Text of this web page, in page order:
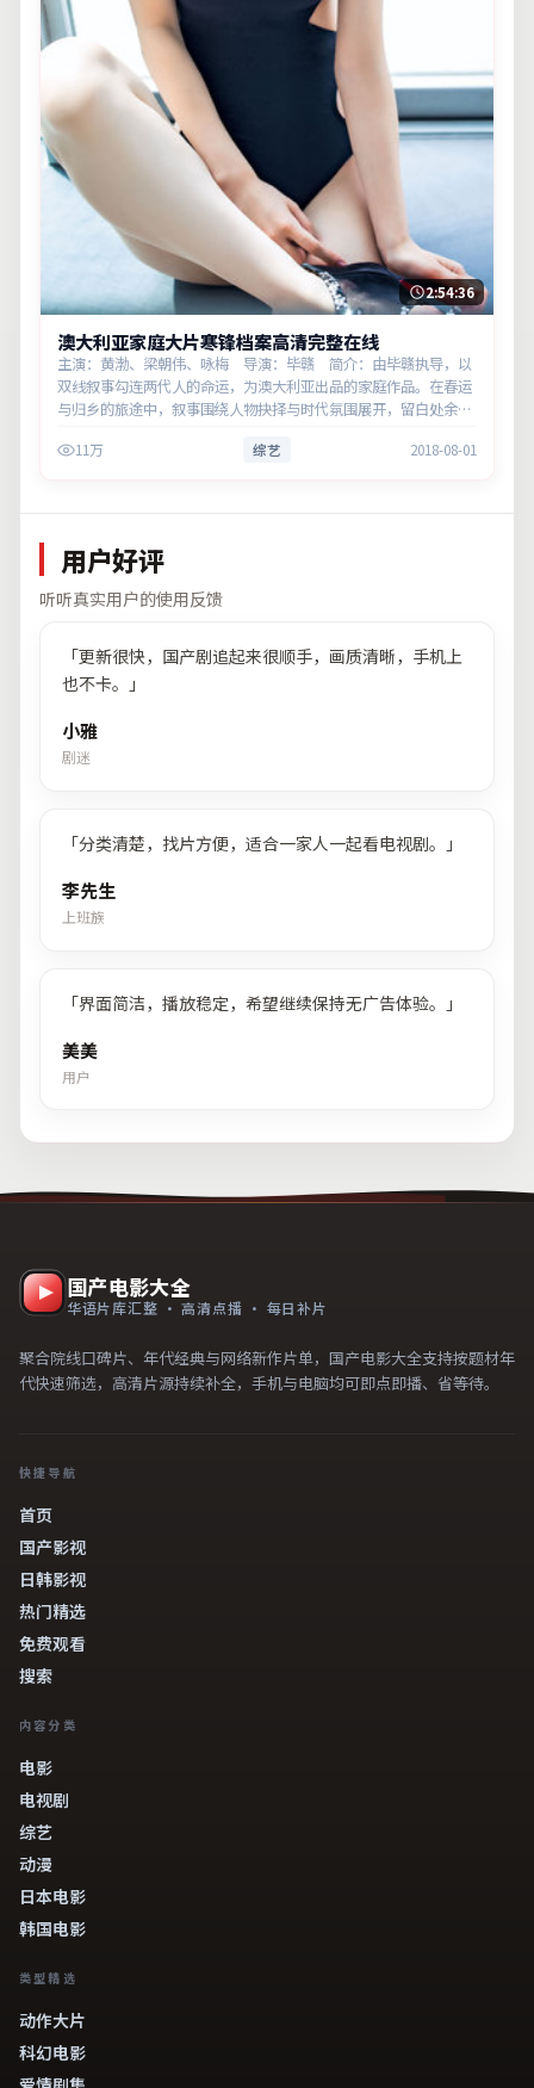
2:54:36
澳大利亚家庭大片寒锋档案高清完整在线
主演：黄渤、梁朝伟、咏梅 导演：毕赣 简介：由毕赣执导，以
双线叙事勾连两代人的命运，为澳大利亚出品的家庭作品。在春运
与归乡的旅途中，叙事围绕人物抉择与时代氛围展开，留白处余味
实意…
11万 综艺 2018-08-01
用户好评
听听真实用户的使用反馈
「更新很快，国产剧追起来很顺手，画质清晰，手机上
也不卡。
」
小雅
剧迷
「分类清楚，找片方便，适合一家人一起看电视剧。 」
李先生
上班族
「界面简洁，播放稳定，希望继续保持无广告体验。 」
美美
用户
国产电影大全
华语片库汇整 · 高清点播 · 每日补片
聚合院线口碑片、年代经典与网络新作片单，国产电影大全支持按题材年
代快速筛选，高清片源持续补全，手机与电脑均可即点即播、省等待。
快捷导航
首页
国产影视
日韩影视
热门精选
免费观看
搜索
内容分类
电影
电视剧
综艺
动漫
日本电影
韩国电影
类型精选
动作大片
科幻电影